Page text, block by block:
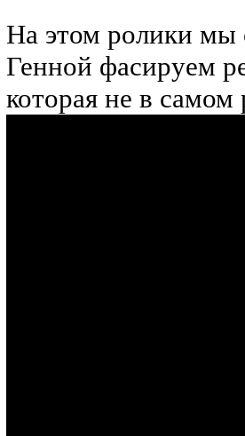
На этом ролики мы
Генной фасируем
которая не в самом